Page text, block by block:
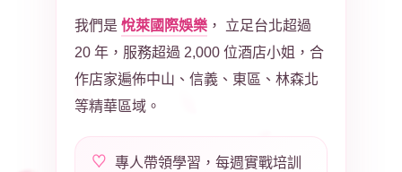
我們是 悅萊國際娛樂 ， 立足台北超過
20 年，服務超過 2,000 位酒店小姐，合
作店家遍佈中山、信義、東區、林森北
等精華區域。
專人帶領學習，每週實戰培訓